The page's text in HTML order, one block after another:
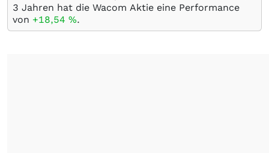
3 Jahren hat die Wacom Aktie eine Performance
von +18,54 %.